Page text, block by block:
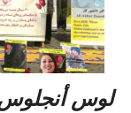
لوس أنجلوس: